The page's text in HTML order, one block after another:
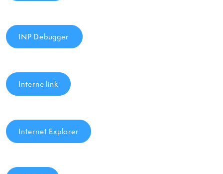
INP Debugger
Interne link
Internet Explorer